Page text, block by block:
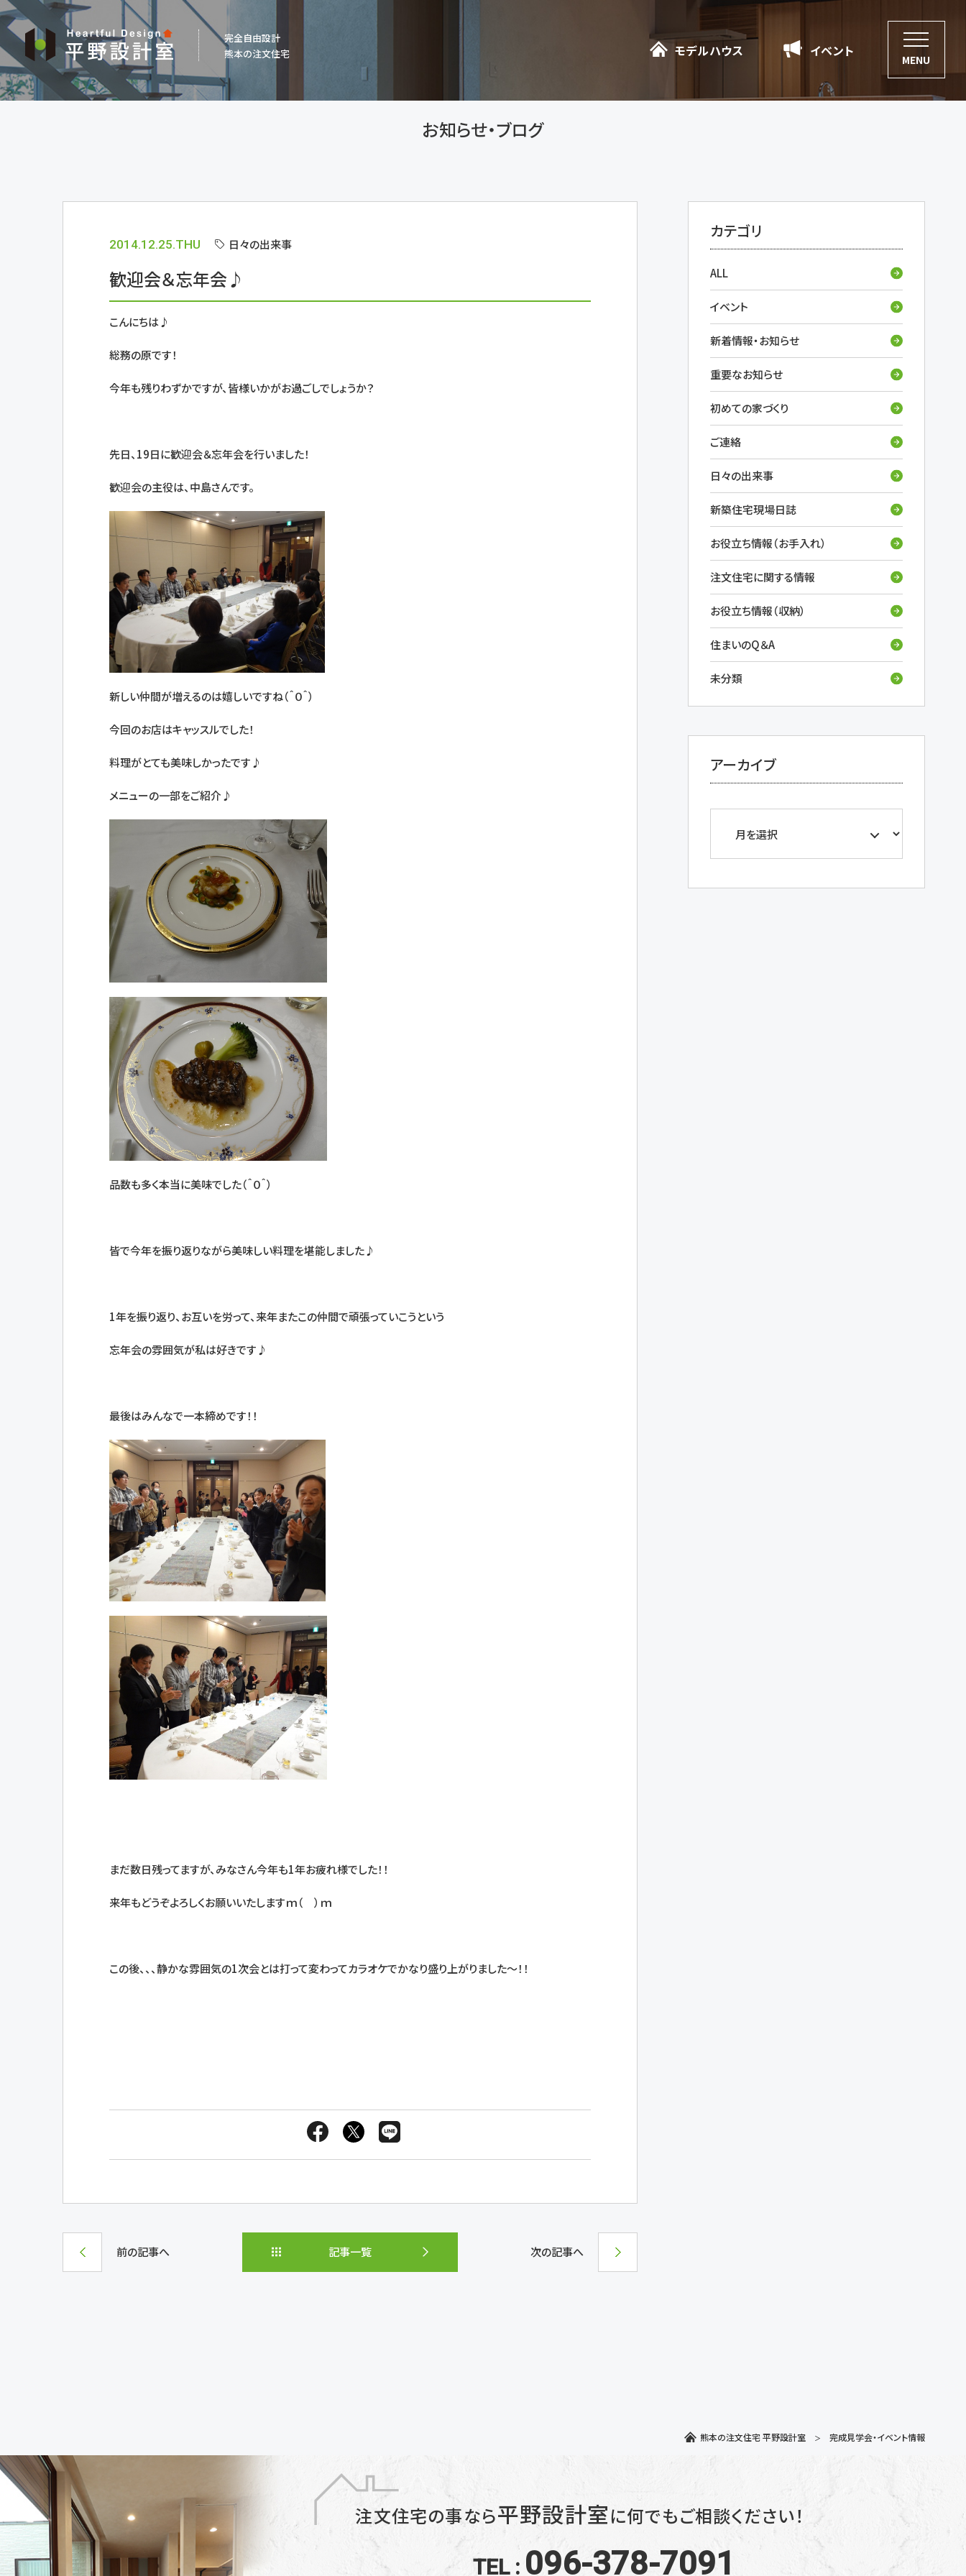
モデルハウス イベント
平
野
設
計
室
完全自由設計
熊本の注文住宅
モデルハウス イベント
MENU
お知らせ・ブログ
2014.12.25.THU 日々の出来事
歓迎会＆忘年会♪
こんにちは♪
総務の原です！
今年も残りわずかですが、皆様いかがお過ごしでしょうか？
先日、19日に歓迎会＆忘年会を行いました！
歓迎会の主役は、中島さんです。
新しい仲間が増えるのは嬉しいですね（＾０＾）
今回のお店はキャッスルでした！
料理がとても美味しかったです♪
メニューの一部をご紹介♪
品数も多く本当に美味でした（＾０＾）
皆で今年を振り返りながら美味しい料理を堪能しました♪
1年を振り返り、お互いを労って、来年またこの仲間で頑張っていこうという
忘年会の雰囲気が私は好きです♪
最後はみんなで一本締めです！！
まだ数日残ってますが、みなさん今年も1年お疲れ様でした！！
来年もどうぞよろしくお願いいたしますｍ（ ）ｍ
この後、、、静かな雰囲気の1次会とは打って変わってカラオケでかなり盛り上がりました～！！
前の記事へ 記事一覧 次の記事へ
カテゴリ
ALL
イベント
新着情報・お知らせ
重要なお知らせ
初めての家づくり
ご連絡
日々の出来事
新築住宅現場日誌
お役立ち情報（お手入れ）
注文住宅に関する情報
お役立ち情報（収納）
住まいのQ＆A
未分類
アーカイブ
熊本の注文住宅 平野設計室 完成見学会・イベント情報
注文住宅の事なら平野設計室に何でもご相談ください！
TEL : 096-378-7091